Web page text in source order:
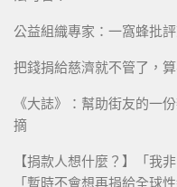
公益組織專家：一窩蜂批
把錢捐給慈濟就不管了，
《大誌》：幫助街友的一
摘
【捐款人想什麼？】「我
「暫時不會想再捐給全球